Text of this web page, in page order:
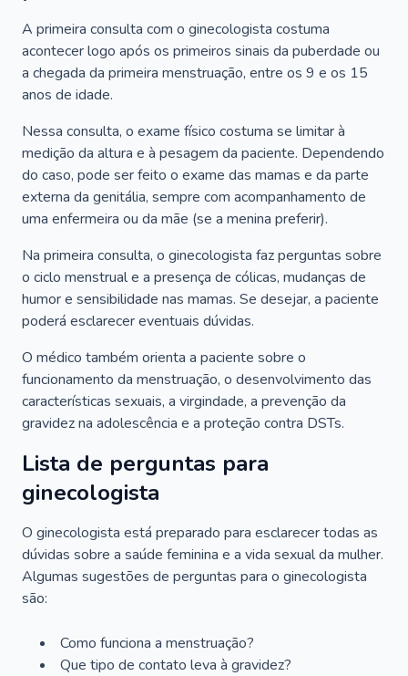
A primeira consulta com o ginecologista costuma
acontecer logo após os primeiros sinais da puberdade ou
a chegada da primeira menstruação, entre os 9 e os 15
anos de idade.
Nessa consulta, o exame físico costuma se limitar à
medição da altura e à pesagem da paciente. Dependendo
do caso, pode ser feito o exame das mamas e da parte
externa da genitália, sempre com acompanhamento de
uma enfermeira ou da mãe (se a menina preferir).
Na primeira consulta, o ginecologista faz perguntas sobre
o ciclo menstrual e a presença de cólicas, mudanças de
humor e sensibilidade nas mamas. Se desejar, a paciente
poderá esclarecer eventuais dúvidas.
O médico também orienta a paciente sobre o
funcionamento da menstruação, o desenvolvimento das
características sexuais, a virgindade, a prevenção da
gravidez na adolescência e a proteção contra DSTs.
Lista de perguntas para
ginecologista
O ginecologista está preparado para esclarecer todas as
dúvidas sobre a saúde feminina e a vida sexual da mulher.
Algumas sugestões de perguntas para o ginecologista
são:
Como funciona a menstruação?
Que tipo de contato leva à gravidez?